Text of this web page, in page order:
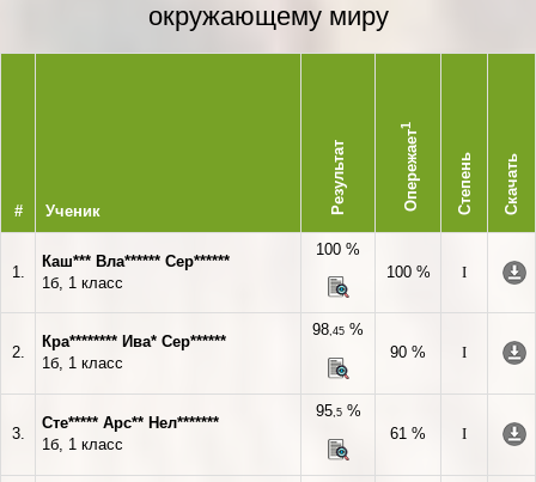
окружающему миру
# Ученик Результат Опережает
1
Степень Скачать
1.
Каш*** Вла****** Сер******
1б, 1 класс
100 %
100 %
I
2.
Кра******** Ива* Сер******
1б, 1 класс
98,45 %
90 %
I
3.
Сте***** Арс** Нел*******
1б, 1 класс
95,5%
61 %
I